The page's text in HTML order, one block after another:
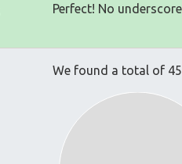
Perfect! No
We found a total of